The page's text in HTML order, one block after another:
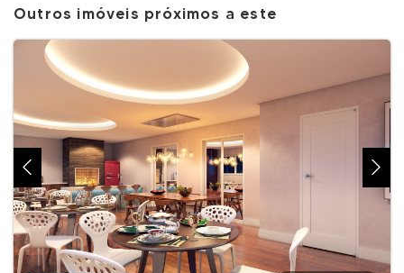
Outros imóveis próximos a este